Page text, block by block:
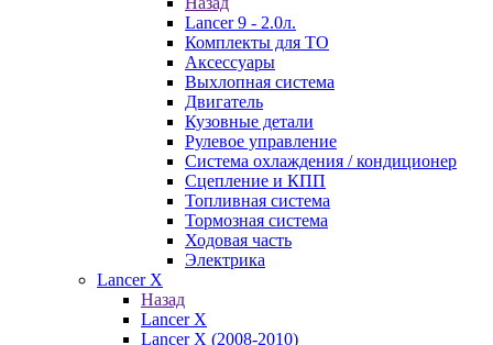
Lancer 9 - 2.0л.
Комплекты для ТО
Аксессуары
Выхлопная система
Двигатель
Кузовные детали
Рулевое управление
Система охлаждения / кондиционер
Сцепление и КПП
Топливная система
Тормозная система
Ходовая часть
Электрика
Lancer X
Назад
Lancer X
Lancer X (2008-2010)